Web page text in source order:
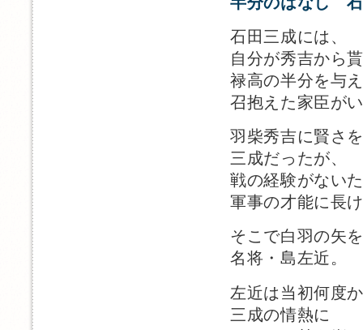
石田三成には、
自分が秀吉から
禄高の半分を与
召抱えた家臣が
羽柴秀吉に賢さ
三成だったが、
戦の経験がない
軍事の才能に長
そこで白羽の矢
名将・島左近。
左近は当初何度
三成の情熱に